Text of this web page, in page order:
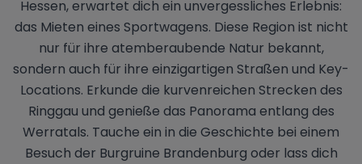
Hessen, erwartet dich ein unvergessliches Erlebnis:
das Mieten eines Sportwagens. Diese Region ist nicht
nur für ihre atemberaubende Natur bekannt,
sondern auch für ihre einzigartigen Straßen und Key-
Locations. Erkunde die kurvenreichen Strecken des
Ringgau und genieße das Panorama entlang des
Werratals. Tauche ein in die Geschichte bei einem
Besuch der Burgruine Brandenburg oder lass dich